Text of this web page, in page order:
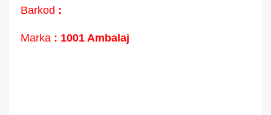
Barkod :
Marka : 1001 Ambalaj